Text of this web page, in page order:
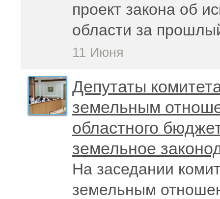
проект закона об
области за
11 Июня
Депутаты
земельным
областного
земельное
На заседании
земельным